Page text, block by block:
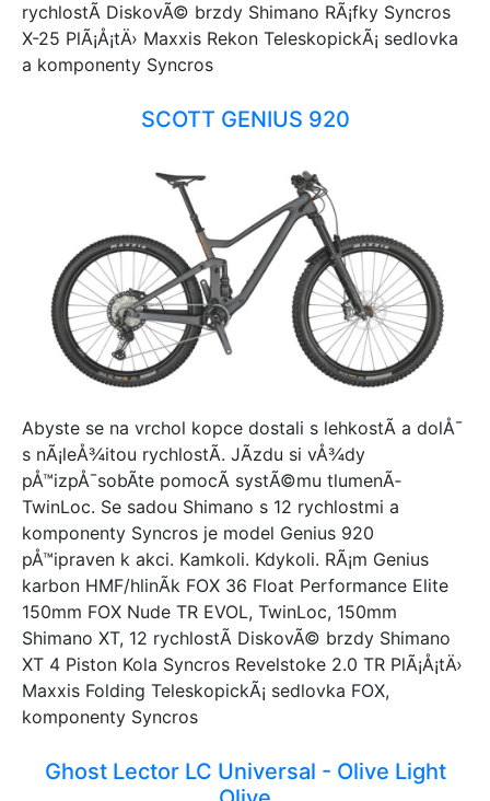
rychlostÃ­ DiskovÃ© brzdy Shimano RÃ¡fky Syncros
X-25 PlÃ¡Å¡tÄ› Maxxis Rekon TeleskopickÃ¡ sedlovka
a komponenty Syncros
SCOTT GENIUS 920
Abyste se na vrchol kopce dostali s lehkostÃ­ a dolÅ¯
s nÃ¡leÅ¾itou rychlostÃ­. JÃ­zdu si vÅ¾dy
pÅ™izpÅ¯sobÃ­te pomocÃ­ systÃ©mu tlumenÃ­
TwinLoc. Se sadou Shimano s 12 rychlostmi a
komponenty Syncros je model Genius 920
pÅ™ipraven k akci. Kamkoli. Kdykoli. RÃ¡m Genius
karbon HMF/hlinÃ­k FOX 36 Float Performance Elite
150mm FOX Nude TR EVOL, TwinLoc, 150mm
Shimano XT, 12 rychlostÃ­ DiskovÃ© brzdy Shimano
XT 4 Piston Kola Syncros Revelstoke 2.0 TR PlÃ¡Å¡tÄ›
Maxxis Folding TeleskopickÃ¡ sedlovka FOX,
komponenty Syncros
Ghost Lector LC Universal - Olive Light